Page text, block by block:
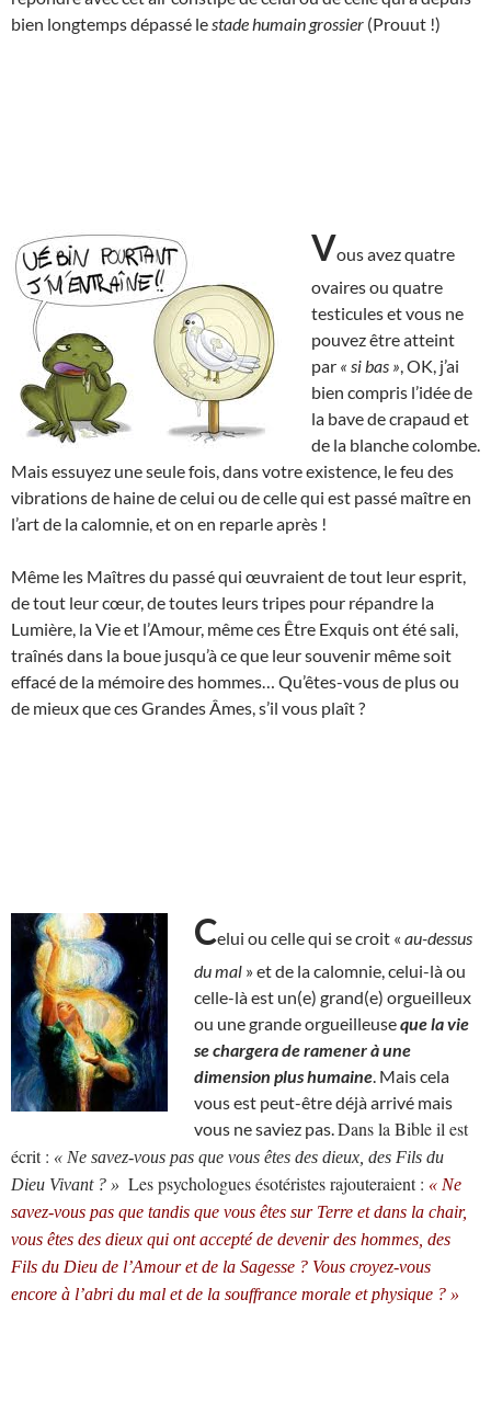
bien longtemps dépassé le stade humain grossier (Prouut !)
Vous avez quatre
ovaires ou quatre
testicules et vous ne
pouvez être atteint
par « si bas » , OK, j’ai
bien compris l’idée de
la bave de crapaud et
de la blanche colombe.
Mais essuyez une seule fois, dans votre existence, le feu des
vibrations de haine de celui ou de celle qui est passé maître en
l’art de la calomnie, et on en reparle après !
Même les Maîtres du passé qui œuvraient de tout leur esprit,
de tout leur cœur, de toutes leurs tripes pour répandre la
Lumière, la Vie et l’Amour, même ces Être Exquis ont été sali,
traînés dans la boue jusqu’à ce que leur souvenir même soit
effacé de la mémoire des hommes… Qu’êtes-vous de plus ou
de mieux que ces Grandes Âmes, s’il vous plaît ?
Celui ou celle qui se croit « au-dessus
du mal » et de la calomnie, celui-là ou
celle-là est un(e) grand(e) orgueilleux
ou une grande orgueilleuseque la vie
se chargera de ramener à une
dimension plus humaine . Mais cela
vous est peut-être déjà arrivé mais
vous ne saviez pas. Dans la Bible il est
écrit : « Ne savez-vous pas que vous êtes des dieux, des Fils du
Dieu Vivant ? » Les psychologues ésotéristes rajouteraient : « Ne
savez-vous pas que tandis que vous êtes sur Terre et dans la chair,
vous êtes des dieux qui ont accepté de devenir des hommes, des
Fils du Dieu de l’Amour et de la Sagesse ? Vous croyez-vous
encore à l’abri du mal et de la souffrance morale et physique ? »